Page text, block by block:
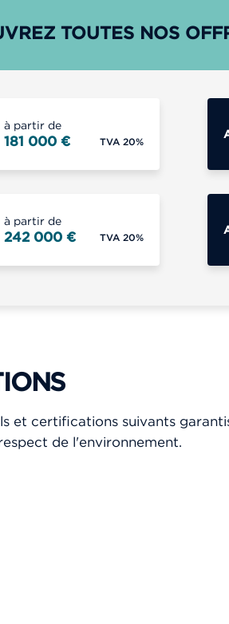
TOUTES NOS
à partir de
181 000 € TVA 20%
à partir de
242 000 € TVA 20%
et certifications suivants
de l'environnement.